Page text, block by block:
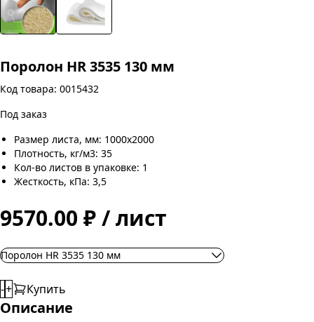
Поролон HR 3535 130 мм
Код товара: 0015432
Под заказ
Размер листа, мм: 1000х2000
Плотность, кг/м3: 35
Кол-во листов в упаковке: 1
Жесткость, кПа: 3,5
9570.00 ₽ / лист
Поролон HR 3535 130 мм
-+ Купить
Описание